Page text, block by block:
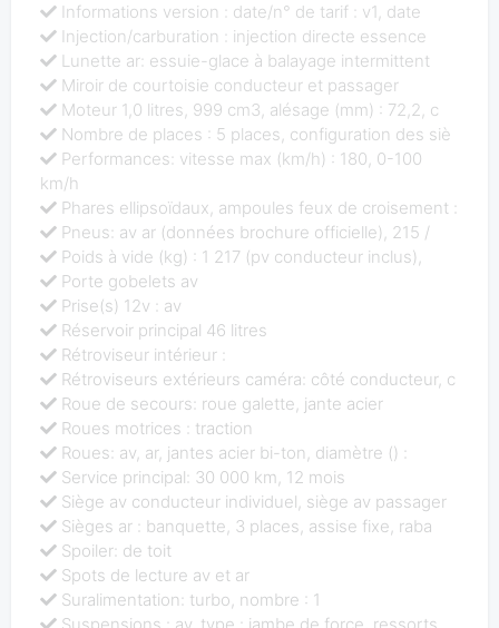
Informations version : date/n° de tarif : v1, date
Injection/carburation : injection directe essence
Lunette ar: essuie-glace à balayage intermittent
Miroir de courtoisie conducteur et passager
Moteur 1,0 litres, 999 cm3, alésage (mm) : 72,2, c
Nombre de places : 5 places, configuration des siè
Performances: vitesse max (km/h) : 180, 0-100
km/h
Phares ellipsoïdaux, ampoules feux de croisement :
Pneus: av ar (données brochure officielle), 215 /
Poids à vide (kg) : 1 217 (pv conducteur inclus),
Porte gobelets av
Prise(s) 12v : av
Réservoir principal 46 litres
Rétroviseur intérieur :
Rétroviseurs extérieurs caméra: côté conducteur, c
Roue de secours: roue galette, jante acier
Roues motrices : traction
Roues: av, ar, jantes acier bi-ton, diamètre () :
Service principal: 30 000 km, 12 mois
Siège av conducteur individuel, siège av passager
Sièges ar : banquette, 3 places, assise fixe, raba
Spoiler: de toit
Spots de lecture av et ar
Suralimentation: turbo, nombre : 1